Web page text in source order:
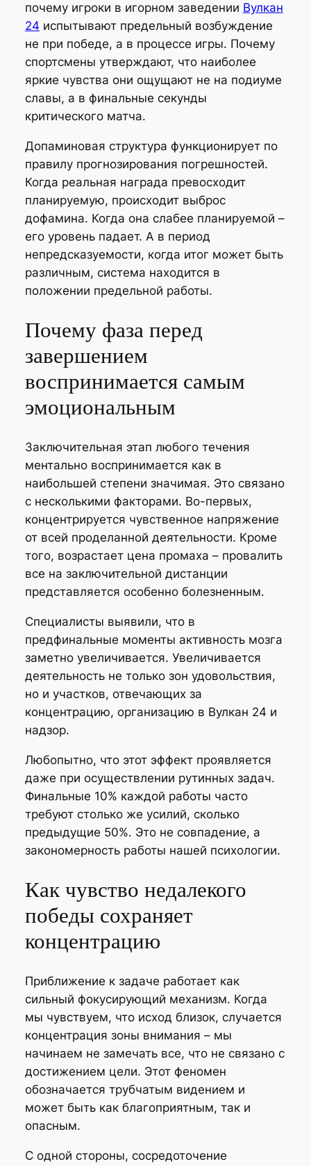
почему игроки в игорном заведении Вулкан
24 испытывают предельный возбуждение
не при победе, а в процессе игры. Почему
спортсмены утверждают, что наиболее
яркие чувства они ощущают не на подиуме
славы, а в финальные секунды
критического матча.
Допаминовая структура функционирует по
правилу прогнозирования погрешностей.
Когда реальная награда превосходит
планируемую, происходит выброс
дофамина. Когда она слабее планируемой –
его уровень падает. А в период
непредсказуемости, когда итог может быть
различным, система находится в
положении предельной работы.
Почему фаза перед
завершением
воспринимается самым
эмоциональным
Заключительная этап любого течения
ментально воспринимается как в
наибольшей степени значимая. Это связано
с несколькими факторами. Во-первых,
концентрируется чувственное напряжение
от всей проделанной деятельности. Кроме
того, возрастает цена промаха – провалить
все на заключительной дистанции
представляется особенно болезненным.
Специалисты выявили, что в
предфинальные моменты активность мозга
заметно увеличивается. Увеличивается
деятельность не только зон удовольствия,
но и участков, отвечающих за
концентрацию, организацию в Вулкан 24 и
надзор.
Любопытно, что этот эффект проявляется
даже при осуществлении рутинных задач.
Финальные 10% каждой работы часто
требуют столько же усилий, сколько
предыдущие 50%. Это не совпадение, а
закономерность работы нашей психологии.
Как чувство недалекого
победы сохраняет
концентрацию
Приближение к задаче работает как
сильный фокусирующий механизм. Когда
мы чувствуем, что исход близок, случается
концентрация зоны внимания – мы
начинаем не замечать все, что не связано с
достижением цели. Этот феномен
обозначается трубчатым видением и
может быть как благоприятным, так и
опасным.
С одной стороны, сосредоточение